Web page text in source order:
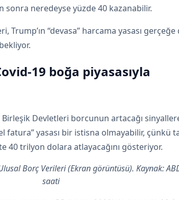
sonra neredeyse yüzde 40 kazanabilir.
Trump’ın “devasa” harcama yasası
19 boğa piyasasıyla
Devletleri borcunun artacağı
fatura” yasası bir istisna olmayabilir, çünkü
40 trilyon dolara atlayacağını gösteriyor.
Borç Verileri (Ekran görüntüsü). Kaynak:
saati